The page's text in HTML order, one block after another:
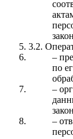
3.2.
–
по
–
–